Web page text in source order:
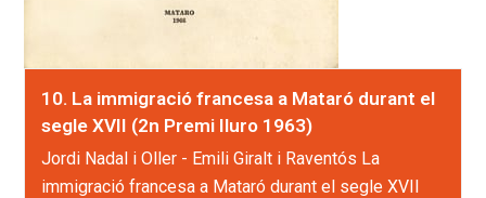
10. La immigració francesa a Mataró durant el
segle XVII (2n Premi Iluro 1963)
Jordi Nadal i Oller - Emili Giralt i Raventós La
immigració francesa a Mataró durant el segle XVII